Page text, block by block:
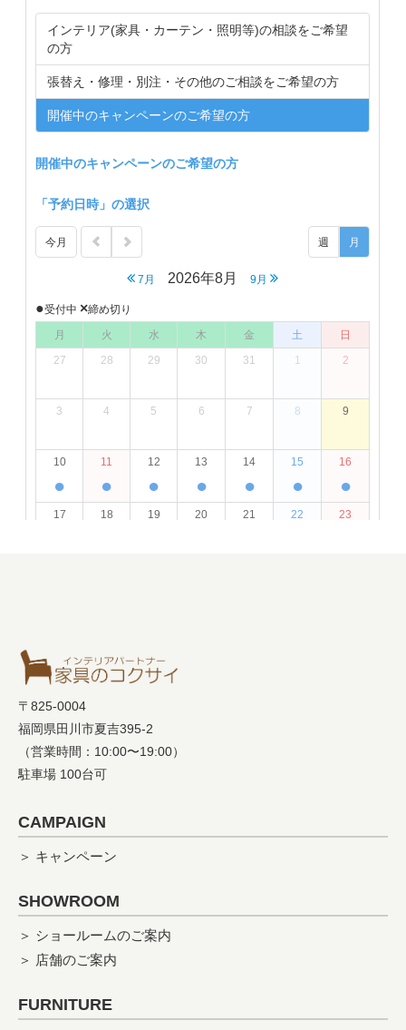
〒825-0004
福岡県田川市夏吉395-2
（営業時間：10:00〜19:00）
駐車場 100台可
CAMPAIGN
＞ キャンペーン
SHOWROOM
＞ ショールームのご案内
＞ 店舗のご案内
FURNITURE